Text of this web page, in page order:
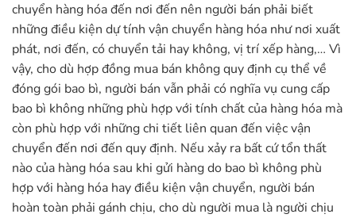
chuyển hàng hóa đến nơi đến nên người bán phải biết
những điều kiện dự tính vận chuyển hàng hóa như nơi xuất
phát, nơi đến, có chuyển tải hay không, vị trí xếp hàng,… Vì
vậy, cho dù hợp đồng mua bán không quy định cụ thể về
đóng gói bao bì, người bán vẫn phải có nghĩa vụ cung cấp
bao bì không những phù hợp với tính chất của hàng hóa mà
còn phù hợp với những chi tiết liên quan đến việc vận
chuyển đến nơi đến quy định. Nếu xảy ra bất cứ tổn thất
nào của hàng hóa sau khi gửi hàng do bao bì không phù
hợp với hàng hóa hay điều kiện vận chuyển, người bán
hoàn toàn phải gánh chịu, cho dù người mua là người chịu